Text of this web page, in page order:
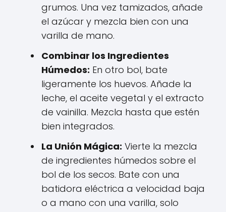
grumos. Una vez tamizados, añade
el azúcar y mezcla bien con una
varilla de mano.
Combinar los Ingredientes
Húmedos: En otro bol, bate
ligeramente los huevos. Añade la
leche, el aceite vegetal y el extracto
de vainilla. Mezcla hasta que estén
bien integrados.
La Unión Mágica: Vierte la mezcla
de ingredientes húmedos sobre el
bol de los secos. Bate con una
batidora eléctrica a velocidad baja
o a mano con una varilla, solo